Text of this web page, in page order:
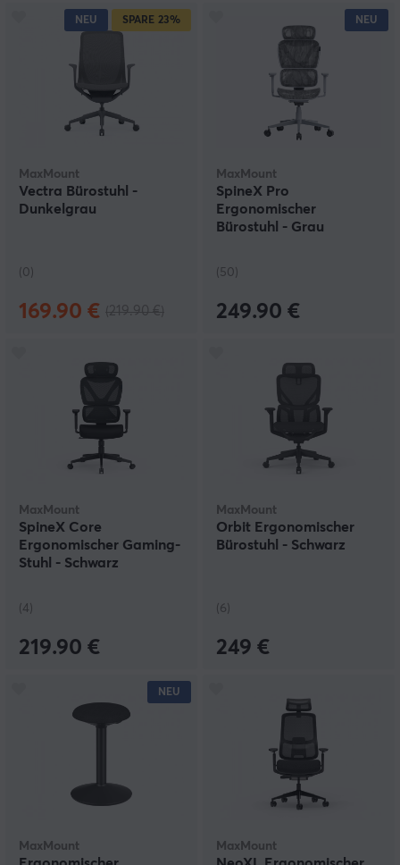
NEU SPARE 23%
MaxMount
Vectra Bürostuhl -
Dunkelgrau
(0)
169.90 €
NEU
MaxMount
SpineX Pro
Ergonomischer
Bürostuhl - Grau
(50)
249.90 €
MaxMount
SpineX Core
Ergonomischer Gaming-
Stuhl - Schwarz
(4)
219.90 €
MaxMount
Orbit Ergonomischer
Bürostuhl - Schwarz
(6)
249 €
NEU
MaxMount MaxMount